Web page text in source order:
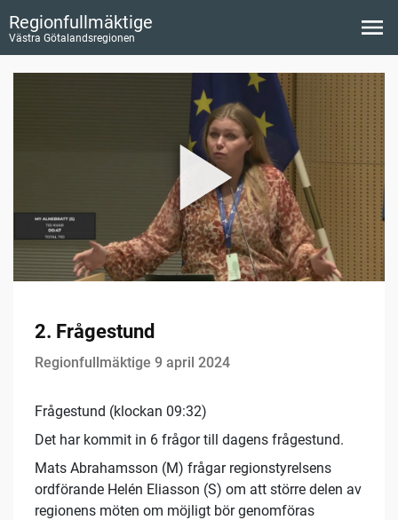
Regionfullmäktige
Västra Götalandsregionen
2. Frågestund
Regionfullmäktige 9 april 2024
Frågestund (klockan 09:32)
Det har kommit in 6 frågor till dagens frågestund.
Mats Abrahamsson (M) frågar regionstyrelsens
ordförande Helén Eliasson (S) om att större delen av
regionens möten om möjligt bör genomföras